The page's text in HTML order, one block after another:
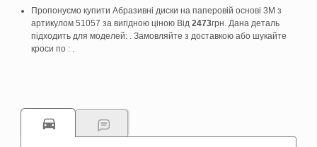
Пропонуємо купити Абразивні диски на паперовій основі 3M з
артикулом 51057 за вигідною ціною Від 2473грн. Дана деталь
підходить для моделей: . Замовляйте з доставкою або шукайте
кроси по : .